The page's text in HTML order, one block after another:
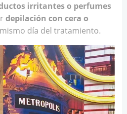
irritantes o perfumes
depilación con cera o
día del tratamiento.